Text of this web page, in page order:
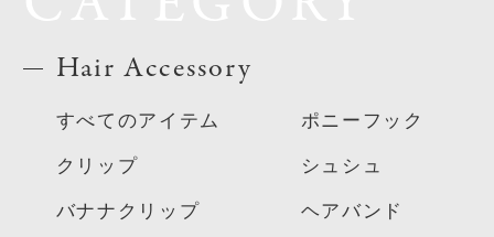
Hair Accessory
すべてのアイテム
クリップ
バナナクリップ
ポニーフック
シュシュ
ヘアバンド